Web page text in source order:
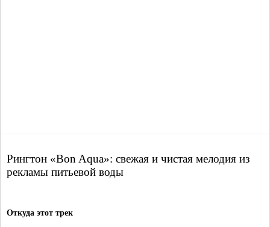
Рингтон «Bon Aqua»: свежая и чистая мелодия из
рекламы питьевой воды
Откуда этот трек